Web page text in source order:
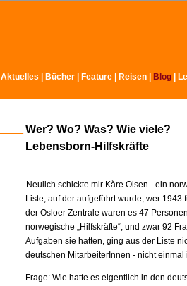
Aktuelles Bücher Feature Reisen | Blog
Wer? Wo? Was? Wie viele?
Lebensborn-Hilfskräfte
Neulich schickte mir Kåre Olsen - ein
Liste, auf der aufgeführt wurde, wer
der Osloer Zentrale waren es 47
norwegische „Hilfskräfte“, und zwar 92
Aufgaben sie hatten, ging aus der Liste
deutschen MitarbeiterInnen - nicht einmal
Frage: Wie hatte es eigentlich in den